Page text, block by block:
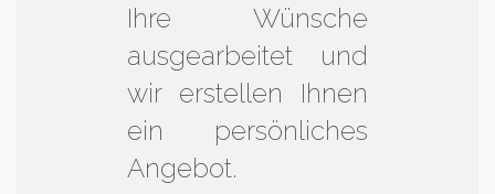
Ihre Wünsche
ausgearbeitet und
wir erstellen Ihnen
ein persönliches
Angebot.